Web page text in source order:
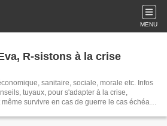
MENU
Le blog d' Eva, R-sistons à la crise
sanitaire, sociale, morale etc. Infos
tuyaux, pour s'adapter à la crise,
survivre en cas de guerre le cas échéant.
d'utilité publique.